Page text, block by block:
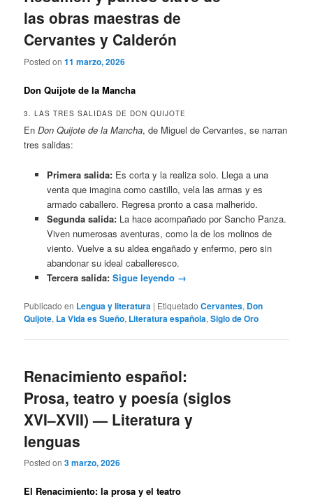
las obras maestras de
Cervantes y Calderón
Posted on11 marzo, 2026
Don Quijote de la Mancha
3. LAS TRES SALIDAS DE DON QUIJOTE
EnDon Quijote de la Mancha, de Miguel de Cervantes, se narran
tres salidas:
Primera salida:Es corta y la realiza solo. Llega a una
venta que imagina como castillo, vela las armas y es
armado caballero. Regresa pronto a casa malherido.
Segunda salida:La hace acompañado por Sancho Panza.
Viven numerosas aventuras, como la de los molinos de
viento. Vuelve a su aldea engañado y enfermo, pero sin
abandonar su ideal caballeresco.
Tercera salida: Sigue leyendo →
Publicado en Lengua y literatura | Etiquetado Cervantes, Don
Quijote, La Vida es Sueño, Literatura española,Siglo de Oro
Renacimiento español:
Prosa, teatro y poesía (siglos
XVI–XVII) — Literatura y
lenguas
Posted on3 marzo, 2026
El Renacimiento: la prosa y el teatro